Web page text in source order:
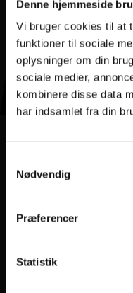
Denne hjemmeside
Vi bruger cookies til at
funktioner til sociale
oplysninger om din
sociale medier,
kombinere disse data
har indsamlet fra din
Nødvendig
Præferencer
Statistik